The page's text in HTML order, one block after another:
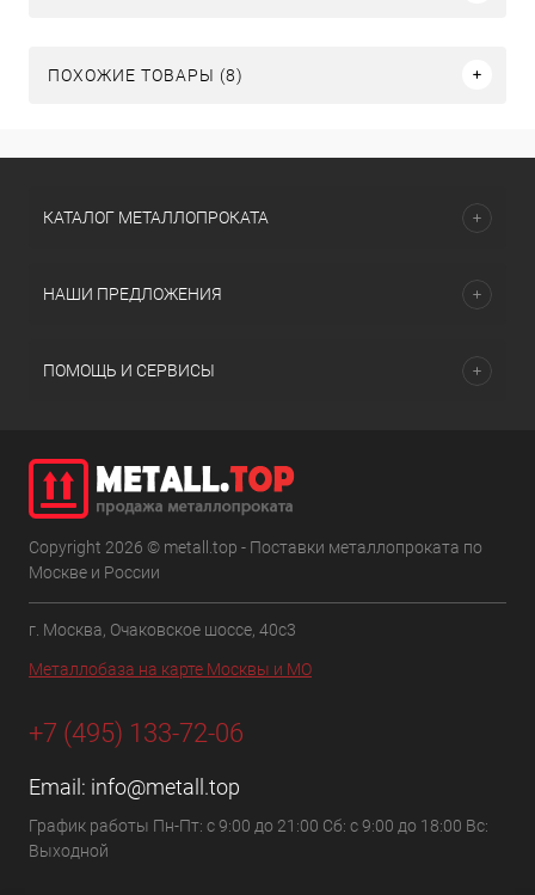
ПОХОЖИЕ ТОВАРЫ (8)
КАТАЛОГ МЕТАЛЛОПРОКАТА
НАШИ ПРЕДЛОЖЕНИЯ
ПОМОЩЬ И СЕРВИСЫ
Copyright 2026 © metall.top - Поставки металлопроката по
Москве и России
г. Москва, Очаковское шоссе, 40с3
Металлобаза на карте Москвы и МО
+7 (495) 133-72-06
Email: info@metall.top
График работы Пн-Пт: с 9:00 до 21:00 Сб: с 9:00 до 18:00 Вс:
Выходной